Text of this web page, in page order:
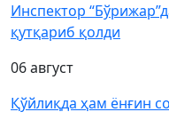
Инспектор
қутқариб қолди
06 август
Қўйлиқда ҳам ёнғин